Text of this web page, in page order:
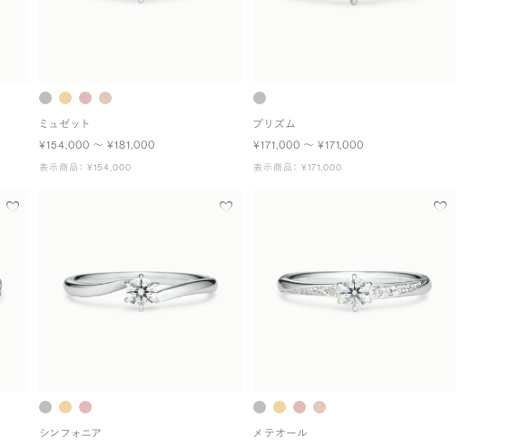
ミュゼット
¥154,000 〜 ¥181,000
表示商品： ¥154,000
プリズム
¥171,000 〜 ¥171,000
表示商品： ¥171,000
シンフォニア
メテオール